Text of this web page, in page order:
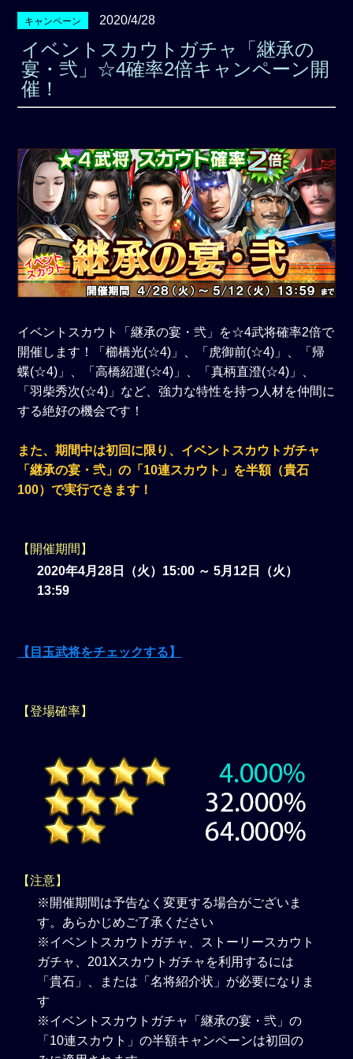
キャンペーン 2020/4/28
イベントスカウトガチャ「継承の
宴・弐」☆4確率2倍キャンペーン開
催！
イベントスカウト「継承の宴・弐」を☆4武将確率2倍で
開催します！「櫛橋光(☆4)」、「虎御前(☆4)」、「帰
蝶(☆4)」、「高橋紹運(☆4)」、「真柄直澄(☆4)」、
「羽柴秀次(☆4)」など、強力な特性を持つ人材を仲間に
する絶好の機会です！
また、期間中は初回に限り、イベントスカウトガチャ
「継承の宴・弐」の「10連スカウト」を半額（貴石
100）で実行できます！
【開催期間】
2020年4月28日（火）15:00 ～ 5月12日（火）
13:59
【目玉武将をチェックする】
【登場確率】
【注意】
※開催期間は予告なく変更する場合がございま
す。あらかじめご了承ください
※イベントスカウトガチャ、ストーリースカウト
ガチャ、201Xスカウトガチャを利用するには
「貴石」、または「名将紹介状」が必要になりま
す
※イベントスカウトガチャ「継承の宴・弐」の
「10連スカウト」の半額キャンペーンは初回の